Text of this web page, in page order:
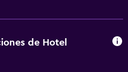
de Hotel